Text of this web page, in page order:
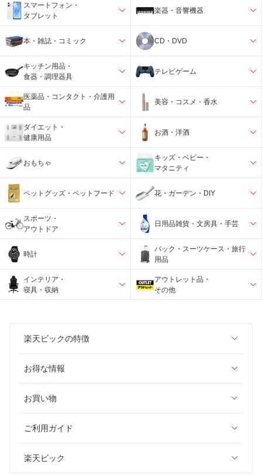
スマートフォン・
タブレット
楽器・音響機器
本・雑誌・コミック CD・DVD
キッチン用品・
食器・調理器具
テレビゲーム
医薬品・コンタクト・介護用
品
美容・コスメ・香水
ダイエット・
健康用品
お酒・洋酒
おもちゃ
キッズ・ベビー・
マタニティ
ペットグッズ・ペットフード 花・ガーデン・DIY
スポーツ・
アウトドア
日用品雑貨・文房具・手芸
時計
バック・スーツケース・旅行
用品
インテリア・
寝具・収納
アウトレット品・
その他
楽天ビックの特徴
お得な情報
お買い物
ご利用ガイド
楽天ビック